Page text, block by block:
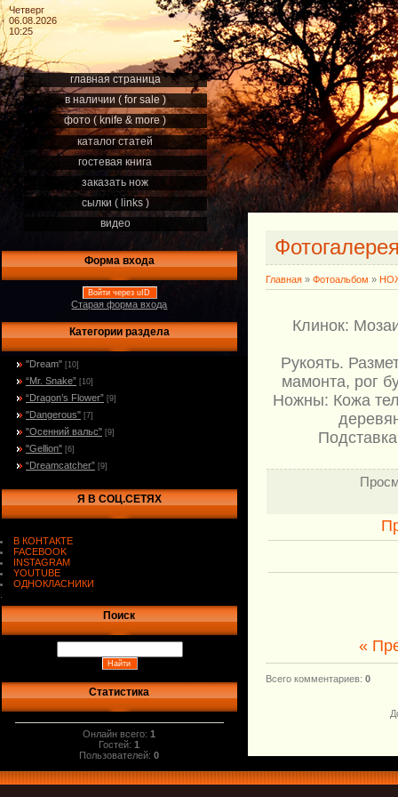
Четверг
06.08.2026
10:25
главная страница
в наличии ( for sale )
фото ( knife & more )
каталог статей
гостевая книга
заказать нож
сылки ( links )
видео
Форма входа
Войти через uID
Старая форма входа
Категории раздела
"Dream" [10]
“Mr. Snake” [10]
“Dragon’s Flower” [9]
"Dangerous" [7]
"Осенний вальс" [9]
"Gellion" [6]
“Dreamcatcher” [9]
Я В СОЦ.СЕТЯХ
В КОНТАКТЕ
FACEBOOK
INSTAGRAM
YOUTUBE
ОДНОКЛАСНИКИ
Поиск
Статистика
Онлайн всего:1
Гостей:1
Пользователей:0
Главная » Фотоальбом »
Клинок:
Рукоять.
мамонта, рог
Ножны: Кожа
«
Всего комментариев: 0